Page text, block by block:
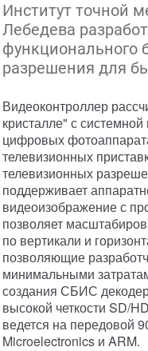
Институт точной
Лебедева
функционального
разрешения для
Видеоконтроллер
кристалле" с
цифровых
телевизионных
телевизионных
поддерживает
видеоизображение с
позволяет
по вертикали и
позволяющие
минимальными
создания СБИС
высокой четкости SD/
ведется на передовой
Microelectronics и ARM.